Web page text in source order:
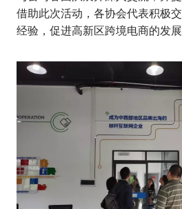
借助此次活动，各协会代表积极
经验，促进高新区跨境电商的发